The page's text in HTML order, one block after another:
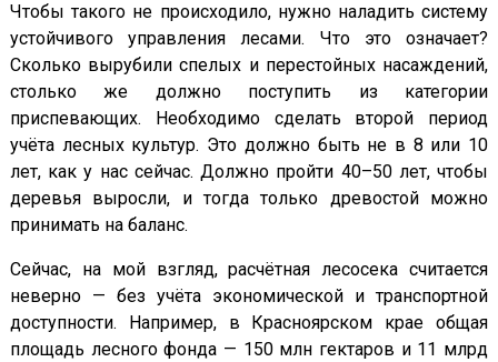
Чтобы такого не происходило, нужно наладить систему
устойчивого управления лесами. Что это означает?
Сколько вырубили спелых и перестойных насаждений,
столько же должно поступить из категории
приспевающих. Необходимо сделать второй период
учёта лесных культур. Это должно быть не в 8 или 10
лет, как у нас сейчас. Должно пройти 40–50 лет, чтобы
деревья выросли, и тогда только древостой можно
принимать на баланс.
Сейчас, на мой взгляд, расчётная лесосека считается
неверно — без учёта экономической и транспортной
доступности. Например, в Красноярском крае общая
площадь лесного фонда — 150 млн гектаров и 11 млрд